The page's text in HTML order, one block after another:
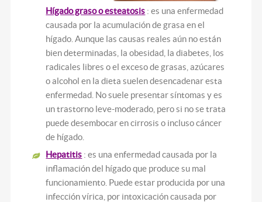
Hígado graso o esteatosis : es una enfermedad
causada por la acumulación de grasa en el
hígado. Aunque las causas reales aún no están
bien determinadas, la obesidad, la diabetes, los
radicales libres o el exceso de grasas, azúcares
o alcohol en la dieta suelen desencadenar esta
enfermedad. No suele presentar síntomas y es
un trastorno leve-moderado, pero si no se trata
puede desembocar en cirrosis o incluso cáncer
de hígado.
Hepatitis : es una enfermedad causada por la
inflamación del hígado que produce su mal
funcionamiento. Puede estar producida por una
infección vírica, por intoxicación causada por